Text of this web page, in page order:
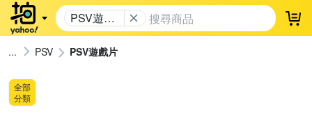
PSV遊戲
片
登
PSV PSV遊戲片
全部
分類